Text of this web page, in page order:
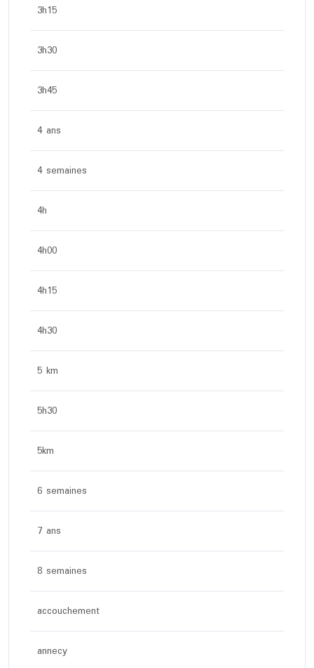
3h15
3h30
3h45
4 ans
4 semaines
4h
4h00
4h15
4h30
5 km
5h30
5km
6 semaines
7 ans
8 semaines
accouchement
annecy